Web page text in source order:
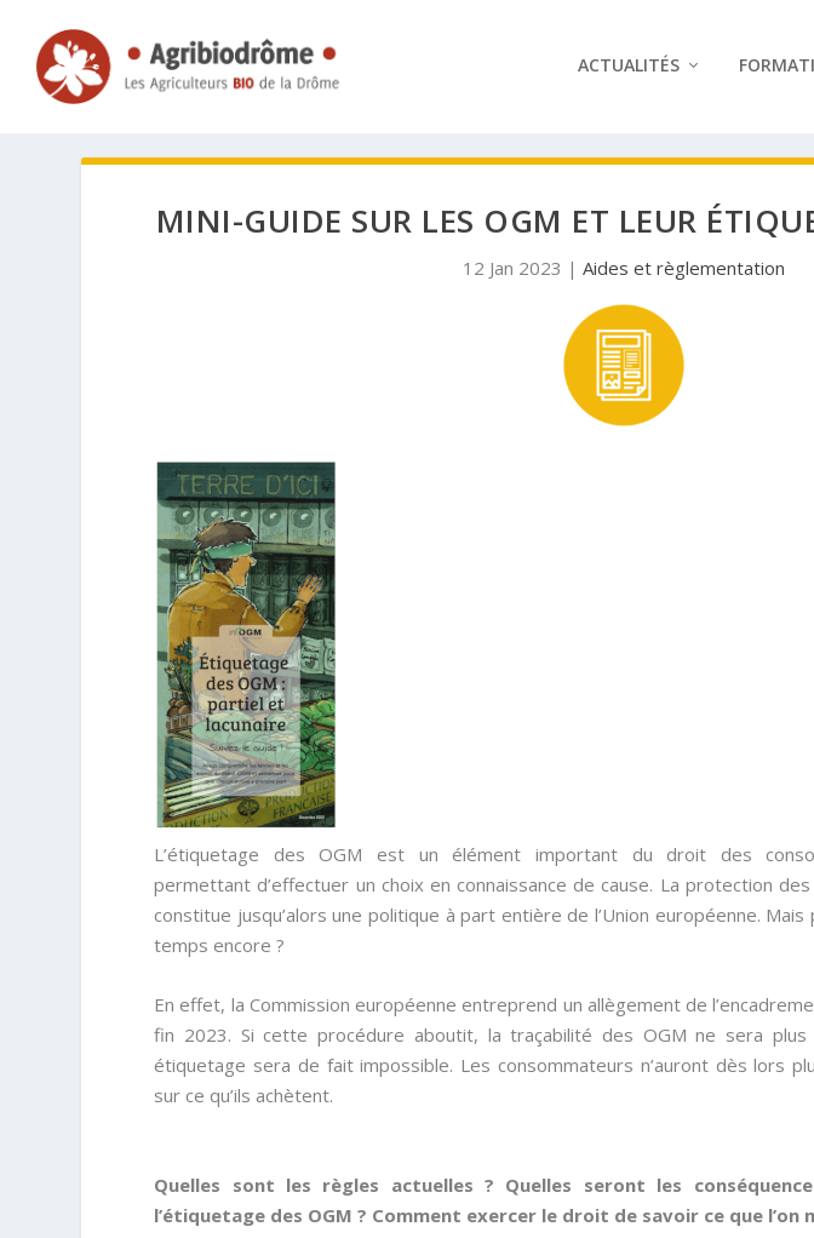
ACTUALITÉS
MINI-GUIDE SUR LES OGM ET LEUR
12 Jan 2023 | Aides et règlementation
L’étiquetage des OGM est un élément important du droit des
permettant d’effectuer un choix en connaissance de cause. La protection
constitue jusqu’alors une politique à part entière de l’Union européenne. Mais
temps encore ?
En effet, la Commission européenne entreprend un allègement de
fin 2023. Si cette procédure aboutit, la traçabilité des OGM ne sera
étiquetage sera de fait impossible. Les consommateurs n’auront dès lors
sur ce qu’ils achètent.
Quelles sont les règles actuelles ? Quelles seront les
l’étiquetage des OGM ? Comment exercer le droit de savoir ce que l’on